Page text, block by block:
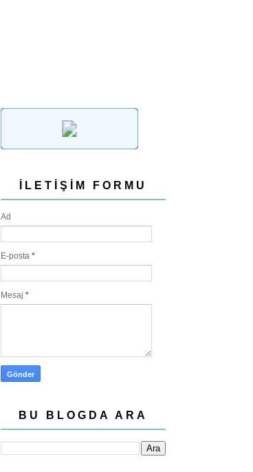
İLETIŞIM FORMU
Ad
E-posta *
Mesaj *
BU BLOGDA ARA